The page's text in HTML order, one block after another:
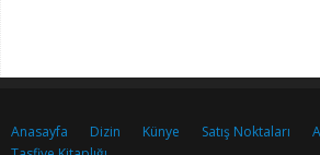
Anasayfa Dizin Künye Satış Noktaları